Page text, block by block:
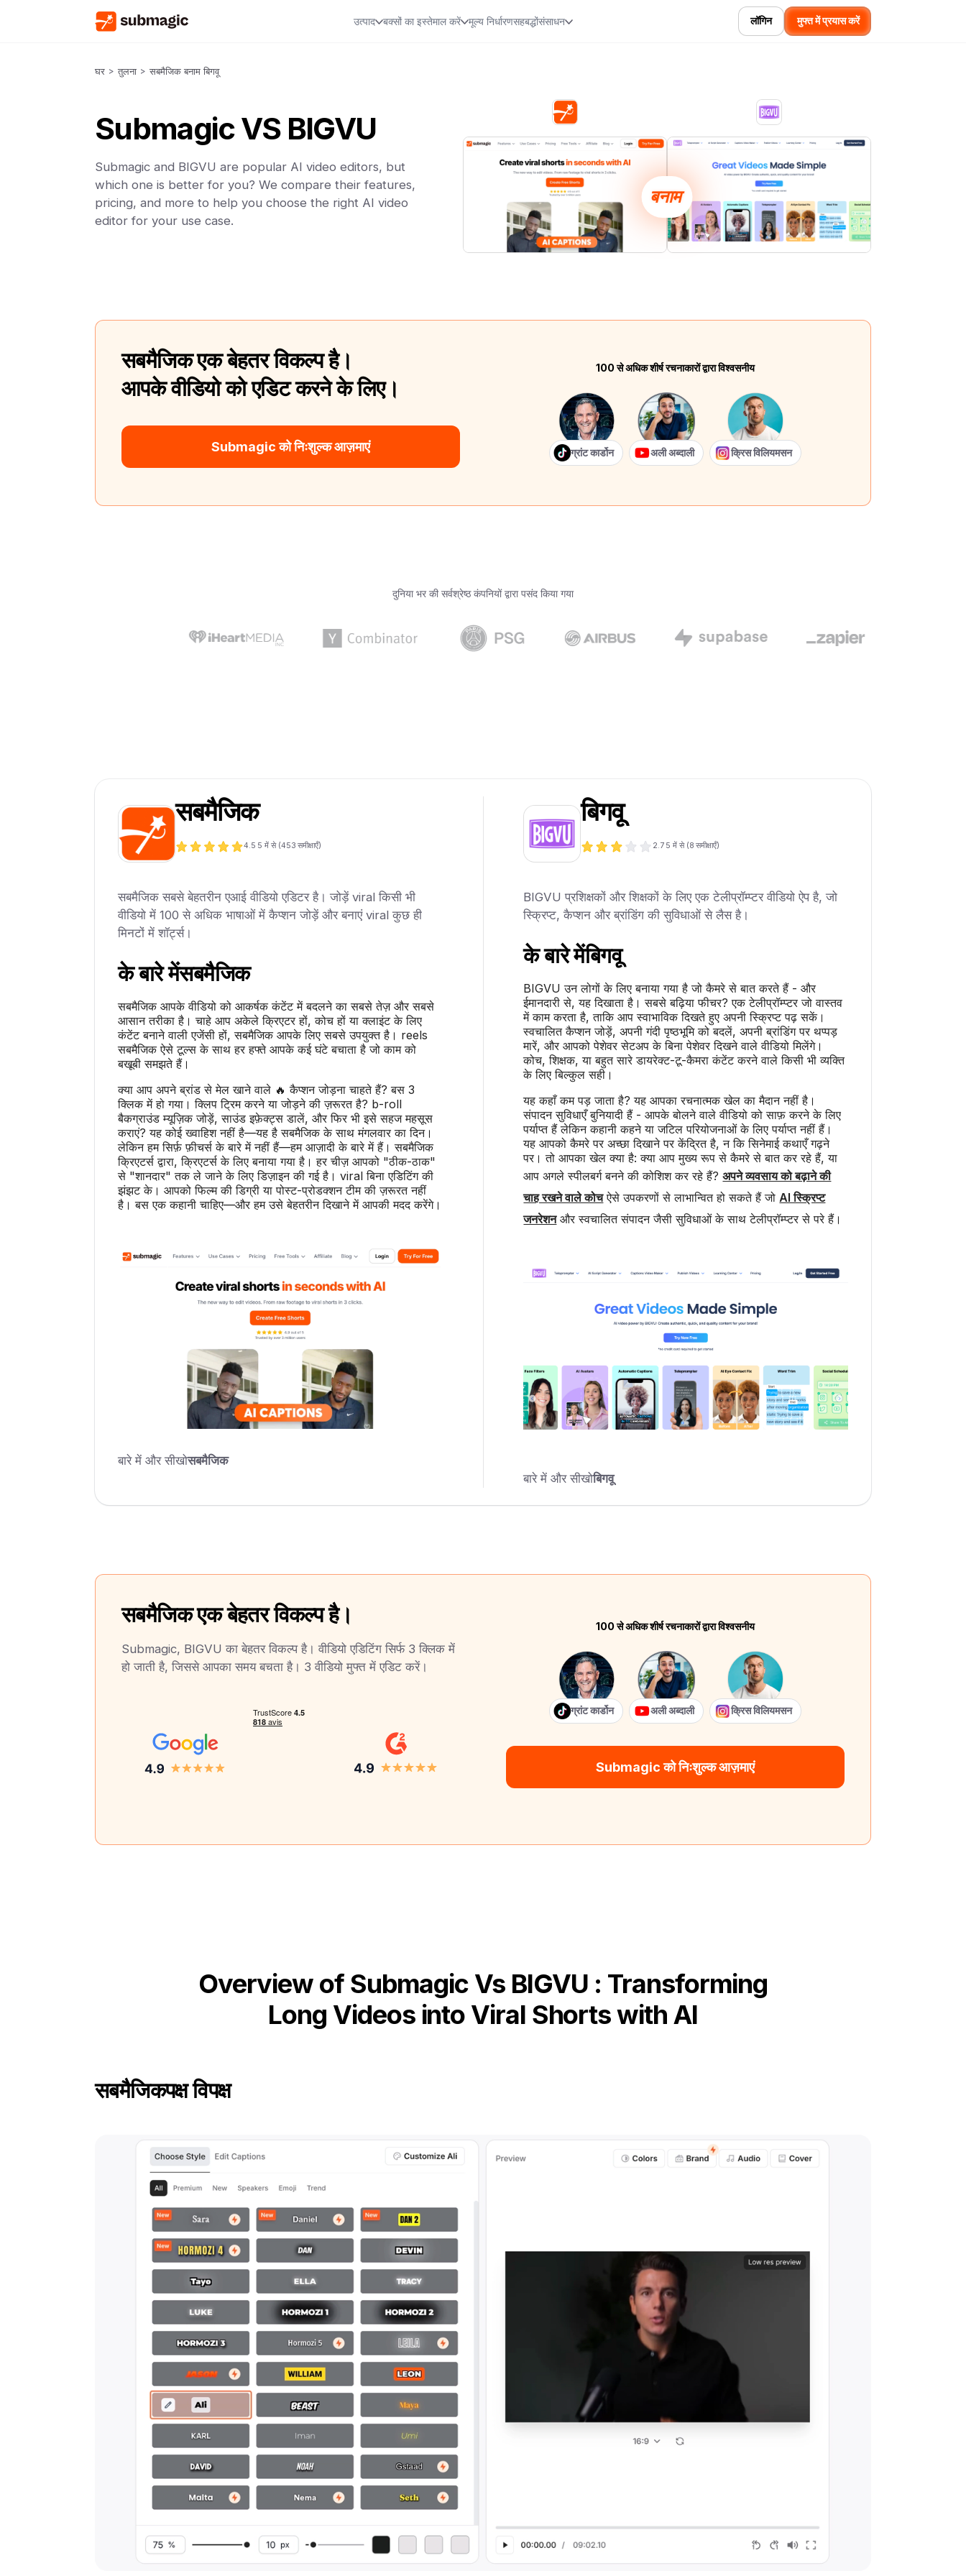
उत्पाद बक्सों का इस्तेमाल करें मूल्य निर्धारणसहबद्धोंसंसाधन लॉगिन मुफ्त में प्रयास करें
घर > तुलना > सबमैजिक बनाम बिगवू
Submagic VS BIGVU
Submagic and BIGVU are popular AI video editors, but
which one is better for you? We compare their features,
pricing, and more to help you choose the right AI video
editor for your use case.
बनाम
सबमैजिक एक बेहतर विकल्प है।
आपके वीडियो को एडिट करने के लिए।
Submagic को निःशुल्क आज़माएं
100 से अधिक शीर्ष रचनाकारों द्वारा विश्वसनीय
ग्रांट कार्डोन अली अब्दाली क्रिस विलियमसन
दुनिया भर की सर्वश्रेष्ठ कंपनियों द्वारा पसंद किया गया
सबमैजिक
4.5 5 में से (453 समीक्षाएँ)
सबमैजिक सबसे बेहतरीन एआई वीडियो एडिटर है। जोड़ें viral किसी भी
वीडियो में 100 से अधिक भाषाओं में कैप्शन जोड़ें और बनाएं viral कुछ ही
मिनटों में शॉर्ट्स।
के बारे मेंसबमैजिक
सबमैजिक आपके वीडियो को आकर्षक कंटेंट में बदलने का सबसे तेज़ और सबसे
आसान तरीका है। चाहे आप अकेले क्रिएटर हों, कोच हों या क्लाइंट के लिए
कंटेंट बनाने वाली एजेंसी हों, सबमैजिक आपके लिए सबसे उपयुक्त है। reels
सबमैजिक ऐसे टूल्स के साथ हर हफ्ते आपके कई घंटे बचाता है जो काम को
बखूबी समझते हैं।
क्या आप अपने ब्रांड से मेल खाने वाले 🔥 कैप्शन जोड़ना चाहते हैं? बस 3
क्लिक में हो गया। क्लिप ट्रिम करने या जोड़ने की ज़रूरत है? b-roll
बैकग्राउंड म्यूज़िक जोड़ें, साउंड इफ़ेक्ट्स डालें, और फिर भी इसे सहज महसूस
कराएं? यह कोई ख्वाहिश नहीं है—यह है सबमैजिक के साथ मंगलवार का दिन।
लेकिन हम सिर्फ़ फ़ीचर्स के बारे में नहीं हैं—हम आज़ादी के बारे में हैं। सबमैजिक
क्रिएटर्स द्वारा, क्रिएटर्स के लिए बनाया गया है। हर चीज़ आपको "ठीक-ठाक"
से "शानदार" तक ले जाने के लिए डिज़ाइन की गई है। viral बिना एडिटिंग की
झंझट के। आपको फिल्म की डिग्री या पोस्ट-प्रोडक्शन टीम की ज़रूरत नहीं
है। बस एक कहानी चाहिए—और हम उसे बेहतरीन दिखाने में आपकी मदद करेंगे।
बारे में और सीखोसबमैजिक
बिगवू
2.7 5 में से (8 समीक्षाएँ)
BIGVU प्रशिक्षकों और शिक्षकों के लिए एक टेलीप्रॉम्प्टर वीडियो ऐप है, जो
स्क्रिप्ट, कैप्शन और ब्रांडिंग की सुविधाओं से लैस है।
के बारे मेंबिगवू
BIGVU उन लोगों के लिए बनाया गया है जो कैमरे से बात करते हैं - और
ईमानदारी से, यह दिखाता है। सबसे बढ़िया फीचर? एक टेलीप्रॉम्प्टर जो वास्तव
में काम करता है, ताकि आप स्वाभाविक दिखते हुए अपनी स्क्रिप्ट पढ़ सकें।
स्वचालित कैप्शन जोड़ें, अपनी गंदी पृष्ठभूमि को बदलें, अपनी ब्रांडिंग पर थप्पड़
मारें, और आपको पेशेवर सेटअप के बिना पेशेवर दिखने वाले वीडियो मिलेंगे।
कोच, शिक्षक, या बहुत सारे डायरेक्ट-टू-कैमरा कंटेंट करने वाले किसी भी व्यक्ति
के लिए बिल्कुल सही।
यह कहाँ कम पड़ जाता है? यह आपका रचनात्मक खेल का मैदान नहीं है।
संपादन सुविधाएँ बुनियादी हैं - आपके बोलने वाले वीडियो को साफ़ करने के लिए
पर्याप्त हैं लेकिन कहानी कहने या जटिल परियोजनाओं के लिए पर्याप्त नहीं हैं।
यह आपको कैमरे पर अच्छा दिखाने पर केंद्रित है, न कि सिनेमाई कथाएँ गढ़ने
पर। तो आपका खेल क्या है: क्या आप मुख्य रूप से कैमरे से बात कर रहे हैं, या
आप अगले स्पीलबर्ग बनने की कोशिश कर रहे हैं?अपने व्यवसाय को बढ़ाने की
चाह रखने वाले कोचऐसे उपकरणों से लाभान्वित हो सकते हैं जो AI स्क्रिप्ट
जनरेशनऔर स्वचालित संपादन जैसी सुविधाओं के साथ टेलीप्रॉम्प्टर से परे हैं।
बारे में और सीखोबिगवू
सबमैजिक एक बेहतर विकल्प है।
Submagic, BIGVU का बेहतर विकल्प है। वीडियो एडिटिंग सिर्फ 3 क्लिक में
हो जाती है, जिससे आपका समय बचता है। 3 वीडियो मुफ्त में एडिट करें।
100 से अधिक शीर्ष रचनाकारों द्वारा विश्वसनीय
ग्रांट कार्डोन अली अब्दाली क्रिस विलियमसन
Submagic को निःशुल्क आज़माएं
Overview of Submagic Vs BIGVU : Transforming
Long Videos into Viral Shorts with AI
सबमैजिकपक्ष विपक्ष